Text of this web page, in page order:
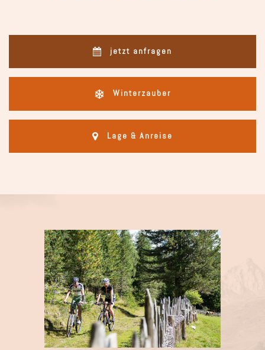
jetzt anfragen
Winterzauber
Lage & Anreise